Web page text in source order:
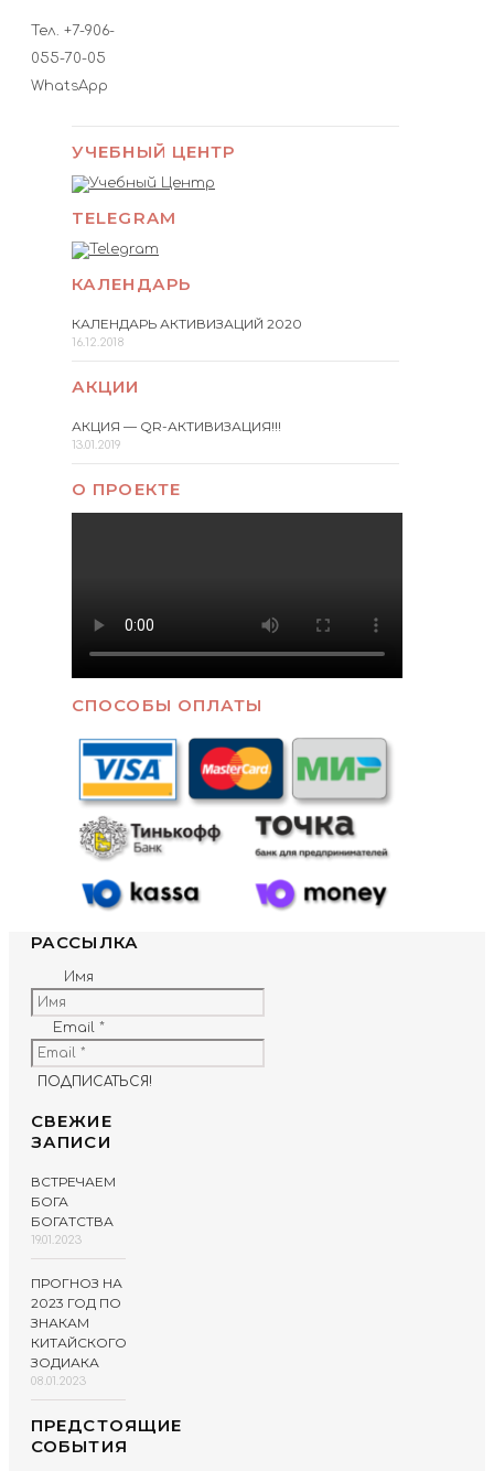
Тел. +7-906-
055-70-05
WhatsApp
УЧЕБНЫЙ ЦЕНТР
TELEGRAM
КАЛЕНДАРЬ
КАЛЕНДАРЬ АКТИВИЗАЦИЙ 2020
16.12.2018
АКЦИИ
АКЦИЯ — QR-АКТИВИЗАЦИЯ!!!
13.01.2019
О ПРОЕКТЕ
СПОСОБЫ ОПЛАТЫ
РАССЫЛКА
Имя
Email *
СВЕЖИЕ
ЗАПИСИ
ВСТРЕЧАЕМ
БОГА
БОГАТСТВА
19.01.2023
ПРОГНОЗ НА
2023 ГОД ПО
ЗНАКАМ
КИТАЙСКОГО
ЗОДИАКА
08.01.2023
ПРЕДСТОЯЩИЕ
СОБЫТИЯ